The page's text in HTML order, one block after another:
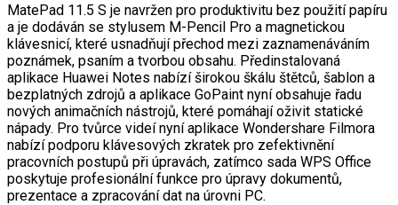
MatePad 11.5 S je navržen pro produktivitu bez použití papíru
a je dodáván se stylusem M-Pencil Pro a magnetickou
klávesnicí, které usnadňují přechod mezi zaznamenáváním
poznámek, psaním a tvorbou obsahu. Předinstalovaná
aplikace Huawei Notes nabízí širokou škálu štětců, šablon a
bezplatných zdrojů a aplikace GoPaint nyní obsahuje řadu
nových animačních nástrojů, které pomáhají oživit statické
nápady. Pro tvůrce videí nyní aplikace Wondershare Filmora
nabízí podporu klávesových zkratek pro zefektivnění
pracovních postupů při úpravách, zatímco sada WPS Office
poskytuje profesionální funkce pro úpravy dokumentů,
prezentace a zpracování dat na úrovni PC.